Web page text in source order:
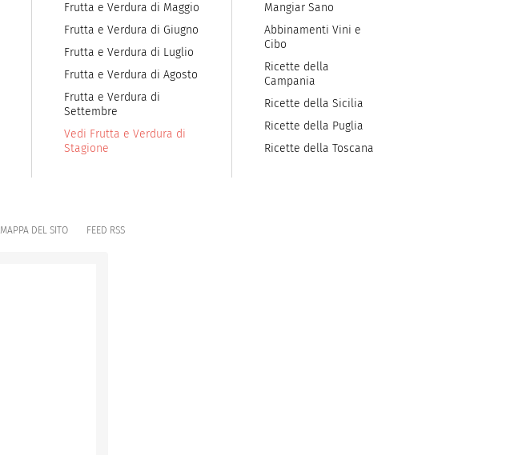
Frutta e Verdura di Maggio
Frutta e Verdura di Giugno
Frutta e Verdura di Luglio
Frutta e Verdura di Agosto
Frutta e Verdura di
Settembre
Vedi Frutta e Verdura di
Stagione
Mangiar Sano
Abbinamenti Vini e
Cibo
Ricette della
Campania
Ricette della Sicilia
Ricette della Puglia
Ricette della Toscana
MAPPA DEL SITO FEED RSS